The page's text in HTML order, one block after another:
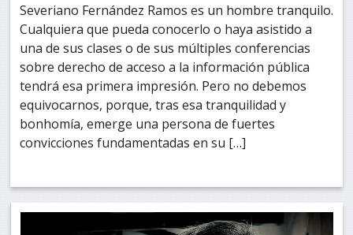
Severiano Fernández Ramos es un hombre tranquilo.
Cualquiera que pueda conocerlo o haya asistido a
una de sus clases o de sus múltiples conferencias
sobre derecho de acceso a la información pública
tendrá esa primera impresión. Pero no debemos
equivocarnos, porque, tras esa tranquilidad y
bonhomía, emerge una persona de fuertes
convicciones fundamentadas en su […]